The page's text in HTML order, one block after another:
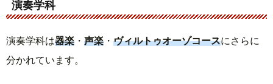
演奏学科
演奏学科は器楽 ・ 声楽 ・ ヴィルトゥオーゾコースにさらに
分かれています。